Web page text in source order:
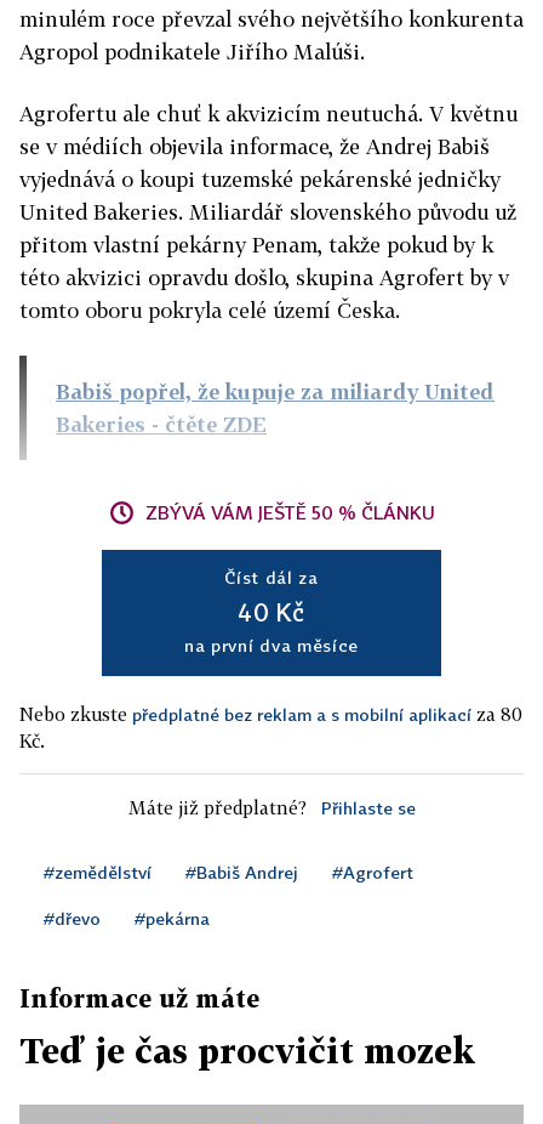
minulém roce převzal svého největšího konkurenta
Agropol podnikatele Jiřího Malúši.
Agrofertu ale chuť k akvizicím neutuchá. V květnu
se v médiích objevila informace, že Andrej Babiš
vyjednává o koupi tuzemské pekárenské jedničky
United Bakeries. Miliardář slovenského původu už
přitom vlastní pekárny Penam, takže pokud by k
této akvizici opravdu došlo, skupina Agrofert by v
tomto oboru pokryla celé území Česka.
Babiš popřel, že kupuje za miliardy United
Bakeries - čtěte ZDE
ZBÝVÁ VÁM JEŠTĚ 50 % ČLÁNKU
Číst dál za
40 Kč
na první dva měsíce
Nebo zkuste předplatné bez reklam a s mobilní aplikací za 80
Kč.
Máte již předplatné? Přihlaste se
#zemědělství #Babiš Andrej #Agrofert
#dřevo #pekárna
Informace už máte
Teď je čas procvičit mozek